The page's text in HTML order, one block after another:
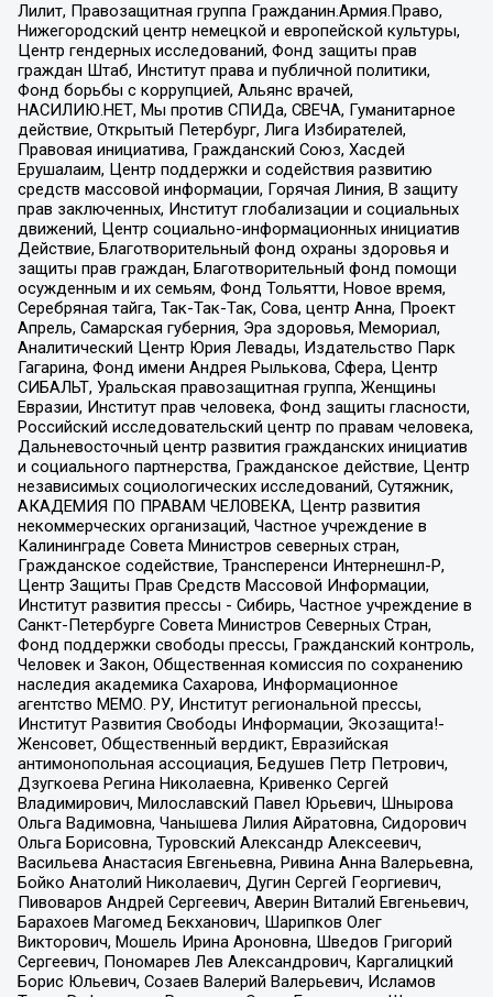
Лилит, Правозащитная группа Гражданин.Армия.Право,
Нижегородский центр немецкой и европейской культуры,
Центр гендерных исследований, Фонд защиты прав
граждан Штаб, Институт права и публичной политики,
Фонд борьбы с коррупцией, Альянс врачей,
НАСИЛИЮ.НЕТ, Мы против СПИДа, СВЕЧА, Гуманитарное
действие, Открытый Петербург, Лига Избирателей,
Правовая инициатива, Гражданский Союз, Хасдей
Ерушалаим, Центр поддержки и содействия развитию
средств массовой информации, Горячая Линия, В защиту
прав заключенных, Институт глобализации и социальных
движений, Центр социально-информационных инициатив
Действие, Благотворительный фонд охраны здоровья и
защиты прав граждан, Благотворительный фонд помощи
осужденным и их семьям, Фонд Тольятти, Новое время,
Серебряная тайга, Так-Так-Так, Сова, центр Анна, Проект
Апрель, Самарская губерния, Эра здоровья, Мемориал,
Аналитический Центр Юрия Левады, Издательство Парк
Гагарина, Фонд имени Андрея Рылькова, Сфера, Центр
СИБАЛЬТ, Уральская правозащитная группа, Женщины
Евразии, Институт прав человека, Фонд защиты гласности,
Российский исследовательский центр по правам человека,
Дальневосточный центр развития гражданских инициатив
и социального партнерства, Гражданское действие, Центр
независимых социологических исследований, Сутяжник,
АКАДЕМИЯ ПО ПРАВАМ ЧЕЛОВЕКА, Центр развития
некоммерческих организаций, Частное учреждение в
Калининграде Совета Министров северных стран,
Гражданское содействие, Трансперенси Интернешнл-Р,
Центр Защиты Прав Средств Массовой Информации,
Институт развития прессы - Сибирь, Частное учреждение в
Санкт-Петербурге Совета Министров Северных Стран,
Фонд поддержки свободы прессы, Гражданский контроль,
Человек и Закон, Общественная комиссия по сохранению
наследия академика Сахарова, Информационное
агентство МЕМО. РУ, Институт региональной прессы,
Институт Развития Свободы Информации, Экозащита!-
Женсовет, Общественный вердикт, Евразийская
антимонопольная ассоциация, Бедушев Петр Петрович,
Дзугкоева Регина Николаевна, Кривенко Сергей
Владимирович, Милославский Павел Юрьевич, Шнырова
Ольга Вадимовна, Чанышева Лилия Айратовна, Сидорович
Ольга Борисовна, Туровский Александр Алексеевич,
Васильева Анастасия Евгеньевна, Ривина Анна Валерьевна,
Бойко Анатолий Николаевич, Дугин Сергей Георгиевич,
Пивоваров Андрей Сергеевич, Аверин Виталий Евгеньевич,
Барахоев Магомед Бекханович, Шарипков Олег
Викторович, Мошель Ирина Ароновна, Шведов Григорий
Сергеевич, Пономарев Лев Александрович, Каргалицкий
Борис Юльевич, Созаев Валерий Валерьевич, Исламов